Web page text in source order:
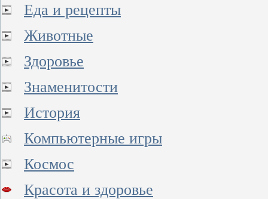
Еда и рецепты
Животные
Здоровье
Знаменитости
История
Компьютерные игры
Космос
Красота и здоровье